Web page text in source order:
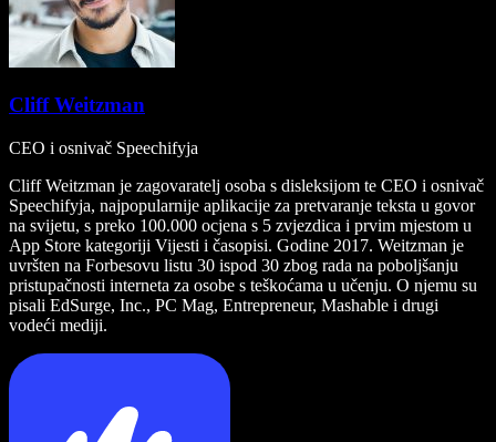
Cliff Weitzman
CEO i osnivač Speechifyja
Cliff Weitzman je zagovaratelj osoba s disleksijom te CEO i osnivač
Speechifyja, najpopularnije aplikacije za pretvaranje teksta u govor
na svijetu, s preko 100.000 ocjena s 5 zvjezdica i prvim mjestom u
App Store kategoriji Vijesti i časopisi. Godine 2017. Weitzman je
uvršten na Forbesovu listu 30 ispod 30 zbog rada na poboljšanju
pristupačnosti interneta za osobe s teškoćama u učenju. O njemu su
pisali EdSurge, Inc., PC Mag, Entrepreneur, Mashable i drugi
vodeći mediji.